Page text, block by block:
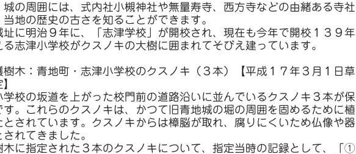
の周囲には、式内社小槻神社や無量寿寺、西方寺などの由緒ある寺社
当地の歴史の古さを知ることができます。
に明治９年に、「志津学校」が開校され、現在も今年で開校１３９年
る志津小学校がクスノキの大樹に囲まれてそびえ建っています。
木：青地町・志津小学校のクスノキ（３本）【平成１７年３月１日草
校の坂道を上がった校門前の道路沿いに並んでいるクスノキ３本が保
す。これらのクスノキは、かつて旧青地城の堀の周囲を固めるために植
とされています。クスノキからは樟脳が取れ、腐りにくいため仏像や器
れてきました。
に指定された３本のクスノキについて、指定当時の記録として、「①